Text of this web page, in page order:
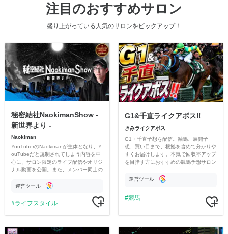
注目のおすすめサロン
盛り上がっている人気のサロンをピックアップ！
秘密結社NaokimanShow -
新世界より -
Naokiman
YouTuberのNaokimanが主体となり、Y
ouTubeだと規制されてしまう内容を中
心に、サロン限定のライブ配信やオリジ
ナル動画を公開。また、メンバー同士の
ただいています。
運営ツール
ライフスタイル
G1&千直ライクアボス‼️
きみライクアボス
G1・千直予想を配信。軸馬、展開予
想、買い目まで、根拠を含めて分かりや
すくお届けします。本気で回収率アップ
を目指す方におすすめの競馬予想サロン
運営ツール
競馬